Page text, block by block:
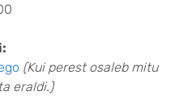
(Kui perest osaleb mitu
eraldi.)